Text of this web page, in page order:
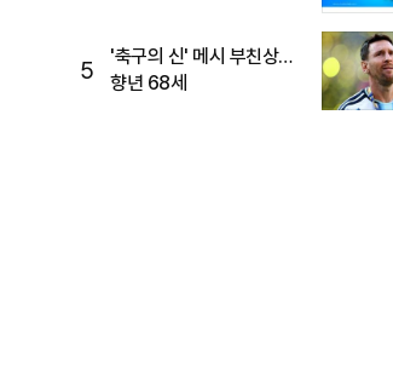
5
'축구의 신' 메시 부친상…
향년 68세